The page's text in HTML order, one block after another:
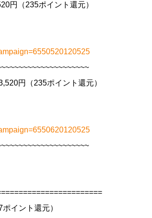
円（235ポイント還元）
円（235ポイント還元）
イント還元）